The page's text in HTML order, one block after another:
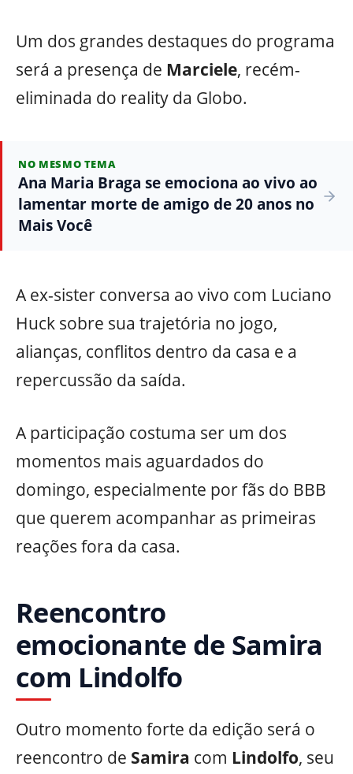
Um dos grandes destaques do programa
será a presença de Marciele, recém-
eliminada do reality da Globo.
NO MESMO TEMA
Ana Maria Braga se emociona ao vivo ao
lamentar morte de amigo de 20 anos no
Mais Você
A ex-sister conversa ao vivo com Luciano
Huck sobre sua trajetória no jogo,
alianças, conflitos dentro da casa e a
repercussão da saída.
A participação costuma ser um dos
momentos mais aguardados do
domingo, especialmente por fãs do BBB
que querem acompanhar as primeiras
reações fora da casa.
Reencontro
emocionante de Samira
com Lindolfo
Outro momento forte da edição será o
reencontro de Samira com Lindolfo, seu